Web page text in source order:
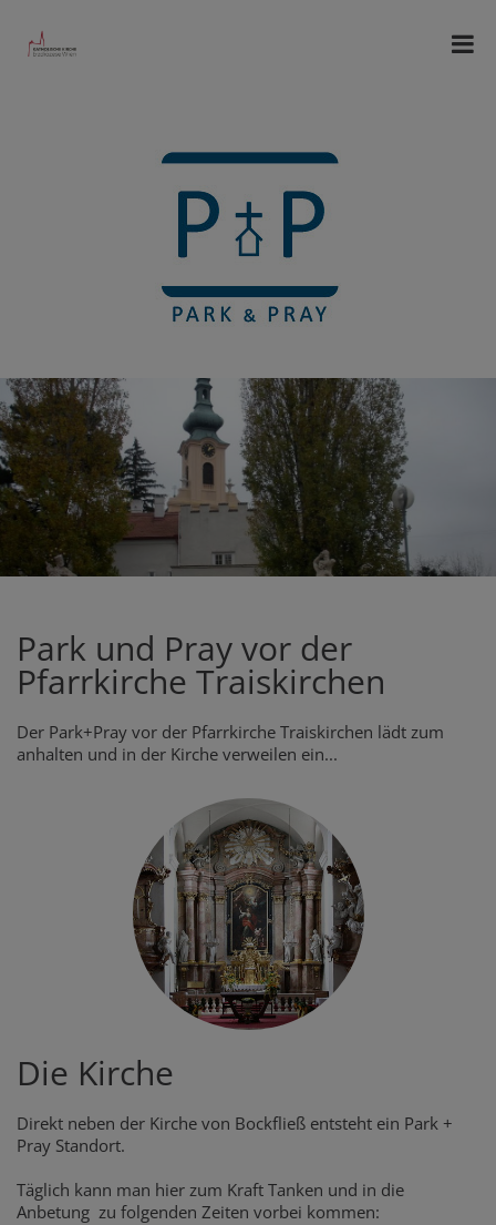
Park und Pray vor der
Pfarrkirche Traiskirchen
Der Park+Pray vor der Pfarrkirche Traiskirchen lädt zum
anhalten und in der Kirche verweilen ein...
Die Kirche
Direkt neben der Kirche von Bockfließ entsteht ein Park +
Pray Standort.
Täglich kann man hier zum Kraft Tanken und in die
Anbetung zu folgenden Zeiten vorbei kommen: